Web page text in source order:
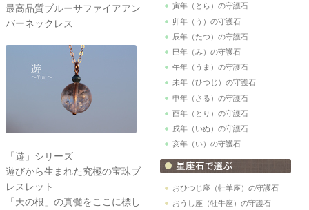
最高品質ブルーサファイアアン
バーネックレス
「遊」シリーズ
遊びから生まれた究極の宝珠ブ
レスレット
「天の根」の真髄をここに標し
寅年（とら）の守護石
卯年（う）の守護石
辰年（たつ）の守護石
巳年（み）の守護石
午年（うま）の守護石
未年（ひつじ）の守護石
申年（さる）の守護石
酉年（とり）の守護石
戌年（いぬ）の守護石
亥年（い）の守護石
おひつじ座（牡羊座）の守護石
おうし座（牡牛座）の守護石